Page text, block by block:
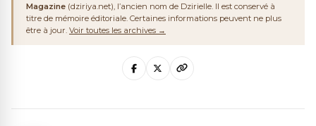
Magazine (dziriya.net), l’ancien nom de Dzirielle. Il est conservé à
titre de mémoire éditoriale. Certaines informations peuvent ne plus
être à jour. Voir toutes les archives →